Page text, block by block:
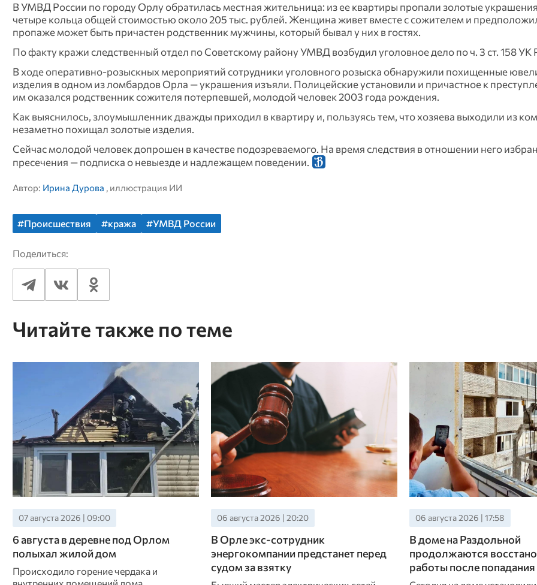
В УМВД России по городу Орлу обратилась местная жительница: из ее квартиры пропали золотые
четыре кольца общей стоимостью около 205 тыс. рублей. Женщина живет вместе с сожителем и
пропаже может быть причастен родственник мужчины, который бывал у них в гостях.
По факту кражи следственный отдел по Советскому району УМВД возбудил уголовное дело по ч. 3 ст. 158 УК
В ходе оперативно‑розыскных мероприятий сотрудники уголовного розыска обнаружили похищенные
изделия в одном из ломбардов Орла — украшения изъяли. Полицейские установили и причастное к
им оказался родственник сожителя потерпевшей, молодой человек 2003 года рождения.
Как выяснилось, злоумышленник дважды приходил в квартиру и, пользуясь тем, что хозяева выходили из
незаметно похищал золотые изделия.
Сейчас молодой человек допрошен в качестве подозреваемого. На время следствия в отношении него
пресечения — подписка о невыезде и надлежащем поведении.
Автор: Ирина Дурова , иллюстрация ИИ
#Происшествия #кража #УМВД России
Поделиться:
Читайте также по теме
07 августа 2026 | 09:00
6 августа в деревне под Орлом
полыхал жилой дом
Происходило горение чердака и
06 августа 2026 | 20:20
В Орле экс-сотрудник
энергокомпании предстанет перед
судом за взятку
06 августа 2026 | 17:58
В доме на Раздольной
продолжаются
работы после